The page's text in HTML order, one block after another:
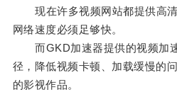
现在许多视频网站都提供高清
网络速度必须足够快。
而GKD加速器提供的视频加
径，降低视频卡顿、加载缓慢的
的影视作品。